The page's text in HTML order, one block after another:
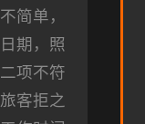
简单，
期，照
项不符
客拒之